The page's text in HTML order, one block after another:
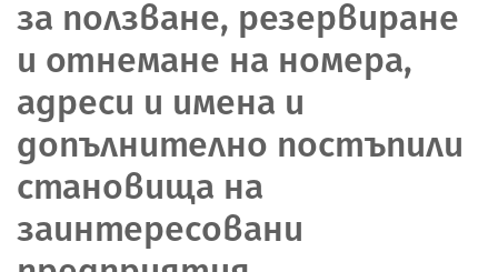
за ползване, резервиране
и отнемане на номера,
адреси и имена и
допълнително постъпили
становища на
заинтересовани